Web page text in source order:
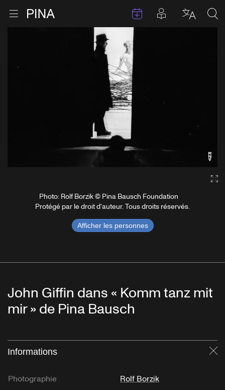
Ouvrir le menu Retour à la page d'accueil Évenements
Articles en
Photo: Rolf Borzik © Pina Bausch Foundation
Protégé par le droit d'auteur. Tous droits réservés.
Afficher les personnes
John Giffin dans « Komm tanz mit
mir » de Pina Bausch
Informations
Photographie
Rolf Borzik